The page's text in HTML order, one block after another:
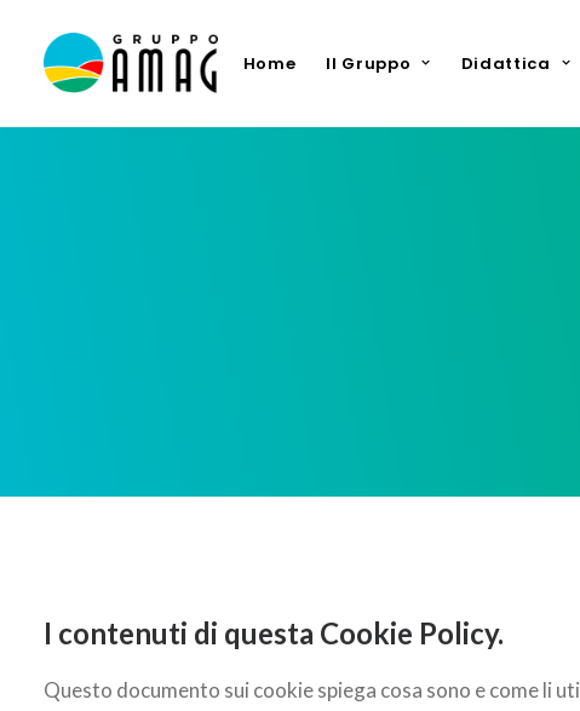
Home Il Gruppo Didattica
I contenuti di questa Cookie Policy.
Questo documento sui cookie spiega cosa sono e come li